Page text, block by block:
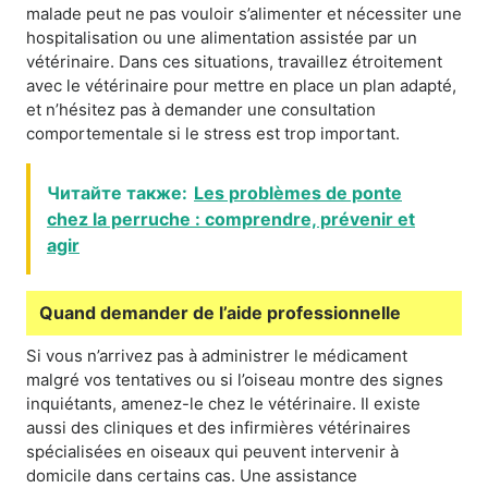
malade peut ne pas vouloir s’alimenter et nécessiter une
hospitalisation ou une alimentation assistée par un
vétérinaire. Dans ces situations, travaillez étroitement
avec le vétérinaire pour mettre en place un plan adapté,
et n’hésitez pas à demander une consultation
comportementale si le stress est trop important.
Читайте также: Les problèmes de ponte
chez la perruche : comprendre, prévenir et
agir
Quand demander de l’aide professionnelle
Si vous n’arrivez pas à administrer le médicament
malgré vos tentatives ou si l’oiseau montre des signes
inquiétants, amenez-le chez le vétérinaire. Il existe
aussi des cliniques et des infirmières vétérinaires
spécialisées en oiseaux qui peuvent intervenir à
domicile dans certains cas. Une assistance